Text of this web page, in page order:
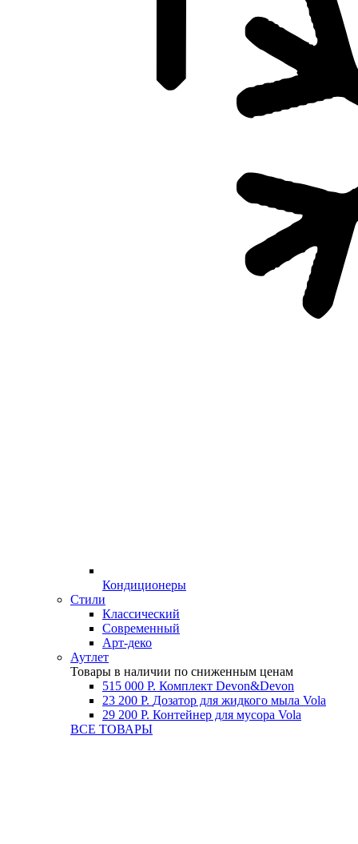
Кондиционеры
Стили
Классический
Современный
Арт-деко
Аутлет
Товары в наличии по сниженным ценам
515 000 Р. Комплект Devon&Devon
23 200 Р. Дозатор для жидкого мыла Vola
29 200 Р. Контейнер для мусора Vola
ВСЕ ТОВАРЫ